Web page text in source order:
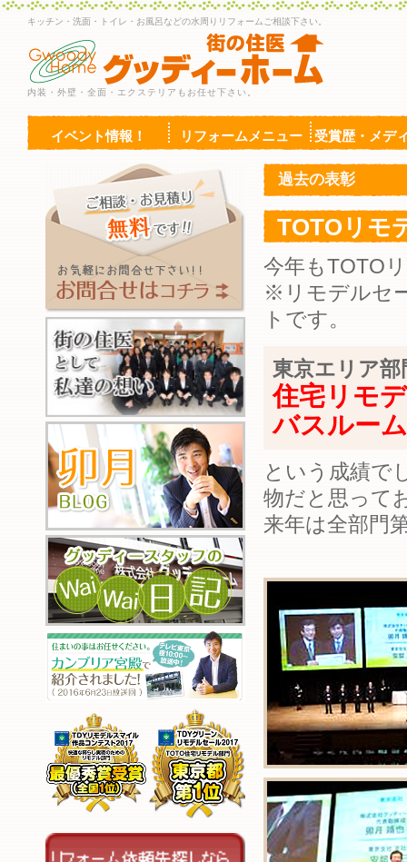
キッチン・洗面・トイレ・お風呂などの水周りリフォームご相談下さい。
内装・外壁・全面・エクステリアもお任せ下さい。
イベント情報！ リフォームメニュー 受賞歴・メデ
過去の表彰
TOTOリモ
今年もTOTO
※リモデルセ
トです。
東京エリア部
住宅リモ
バスルー
という成績で
物だと思って
来年は全部門